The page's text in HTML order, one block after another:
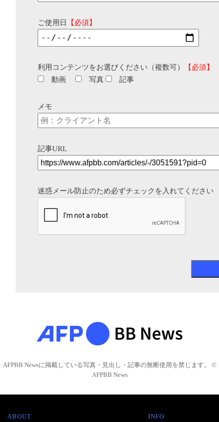
ご使用日 【必須】
利用コンテンツをお選びください（複数可）
【必須】
動画
写真 記事
メモ
記事URL
迷惑メール防止のため必ずチェックを入れてください
AFPBB Newsに掲載している写真・見出し・記事の無断使用を禁じます。 ©
AFPBB News
ABOUT INFO